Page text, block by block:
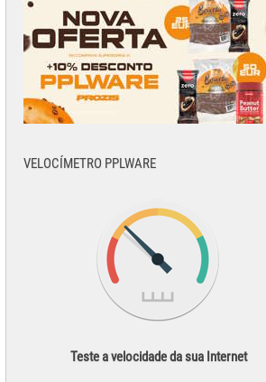
VELOCÍMETRO PPLWARE
Teste a velocidade da sua Internet